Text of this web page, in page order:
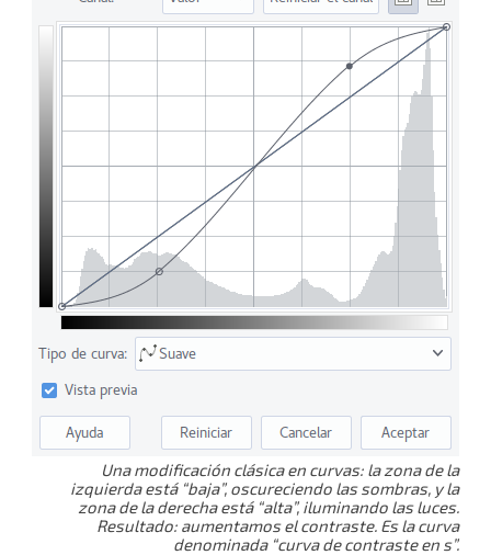
Una modificación clásica en curvas: la zona de la
izquierda está “baja”, oscureciendo las sombras, y la
zona de la derecha está “alta”, iluminando las luces.
Resultado: aumentamos el contraste. Es la curva
denominada “curva de contraste en s”.